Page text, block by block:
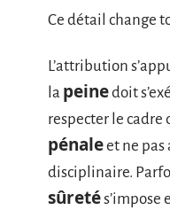
Ce détail change
L’attribution
la peinedoit
respecter le cadre
pénaleet ne pas
disciplinaire.
sûreté